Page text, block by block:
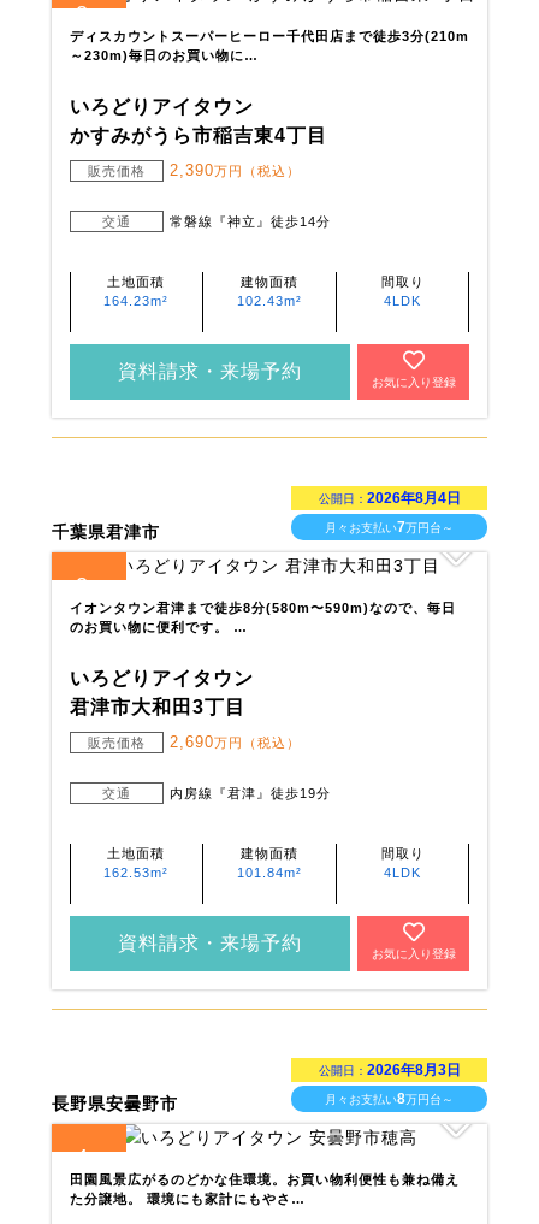
2
ディスカウントスーパーヒーロー千代田店まで徒歩3分(210m
～230m)毎日のお買い物に…
いろどりアイタウン
かすみがうら市稲吉東4丁目
販売価格 2,390万円（税込）
交通 常磐線『神立』徒歩14分
土地面積
164.23m²
建物面積
102.43m²
間取り
4LDK
資料請求・来場予約
お気に入り登録
千葉県君津市
公開日： 2026年8月4日
月々お支払い7万円台～
2
イオンタウン君津まで徒歩8分(580m〜590m)なので、毎日
のお買い物に便利です。 …
いろどりアイタウン
君津市大和田3丁目
販売価格 2,690万円（税込）
交通 内房線『君津』徒歩19分
土地面積
162.53m²
建物面積
101.84m²
間取り
4LDK
資料請求・来場予約
お気に入り登録
長野県安曇野市
公開日： 2026年8月3日
月々お支払い8万円台～
4
田園風景広がるのどかな住環境。お買い物利便性も兼ね備え
た分譲地。 環境にも家計にもやさ…